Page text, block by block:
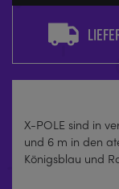
X-POLE sind in
und 6 m in den
Königsblau und